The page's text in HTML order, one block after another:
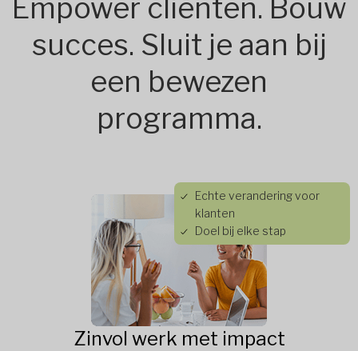
Empower cliënten. Bouw
succes. Sluit je aan bij
een bewezen
programma.
Echte verandering voor
klanten
Doel bij elke stap
Zinvol werk met impact